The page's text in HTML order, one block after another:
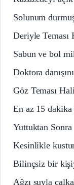
Solunum
Deriyle Teması
Sabun ve bol
Doktora
Göz Teması
En az 15 dakika
Yuttuktan Sonra
Kesinlikle
Bilinçsiz bir
Ağzı suyla